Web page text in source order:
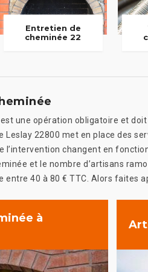
Entretien de
cheminée 22
une opération obligatoire et
Leslay 22800 met en place des
l’intervention changent en
et le nombre d’artisans
entre 40 à 80 € TTC. Alors faites
à